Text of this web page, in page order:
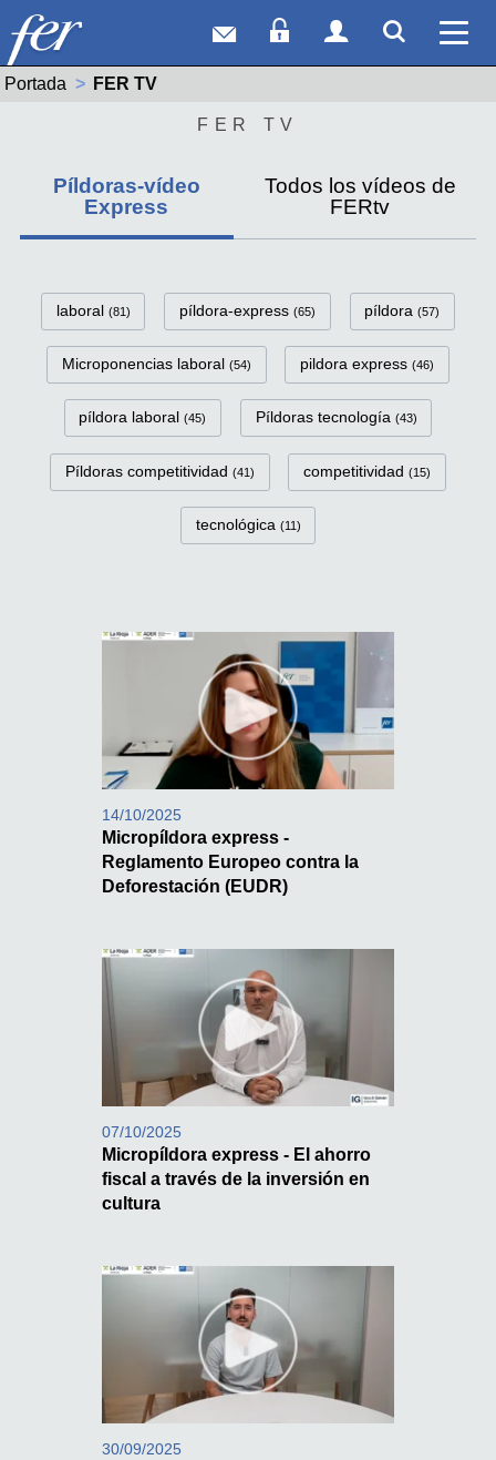
Correo webAcceso Socios
Acceso
Portada Actual:
FER TV
FER TV
Píldoras-vídeo
Express
Todos los vídeos de
FERtv
FerTv Píldoras-vídeo Express
laboral (81) píldora-express (65) píldora (57)
Microponencias laboral (54) pildora express (46)
píldora laboral (45) Píldoras tecnología (43)
Píldoras competitividad (41) competitividad (15)
tecnológica (11)
14/10/2025
Micropíldora express -
Reglamento Europeo contra la
Deforestación (EUDR)
07/10/2025
Micropíldora express - El ahorro
fiscal a través de la inversión en
cultura
30/09/2025